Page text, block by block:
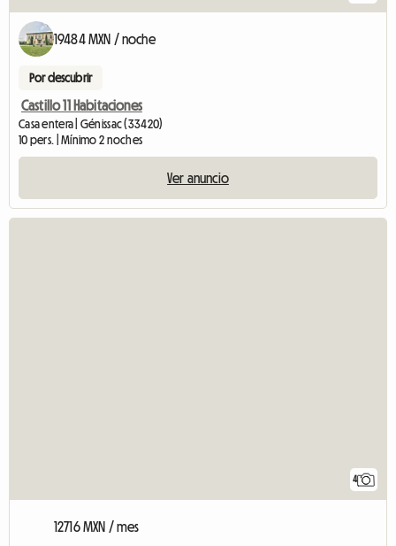
19484 MXN / noche
Por descubrir
Castillo 11 Habitaciones
Casa entera | Génissac (33420)
10 pers. | Mínimo 2 noches
Ver anuncio
4
12716 MXN / mes